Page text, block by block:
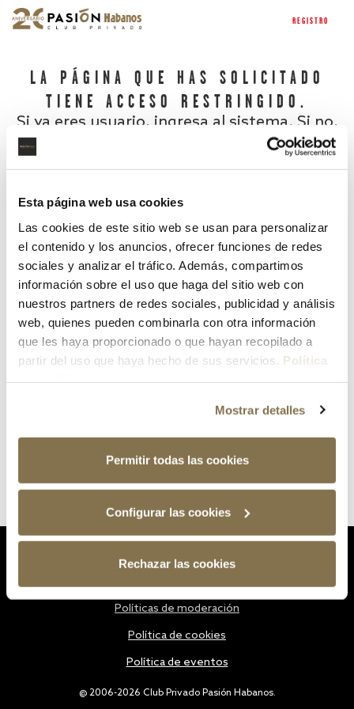
Esta página web usa cookies
Las cookies de este sitio web se usan para personalizar
el contenido y los anuncios, ofrecer funciones de redes
sociales y analizar el tráfico. Además, compartimos
información sobre el uso que haga del sitio web con
nuestros partners de redes sociales, publicidad y análisis
web, quienes pueden combinarla con otra información
que les haya proporcionado o que hayan recopilado a
partir del uso que haya hecho de sus servicios. Política
Mostrar detalles
Permitir todas las cookies
Configurar las cookies
Rechazar las cookies
REGISTRO
LA PÁGINA QUE HAS SOLICITADO
TIENE ACCESO RESTRINGIDO.
Si ya eres usuario, ingresa al sistema. Si no,
¿Has olvidado tu contraseña?
@ 2006-2026 Club Privado Pasión Habanos.
Políticas de moderación
Política de cookies
Política de eventos